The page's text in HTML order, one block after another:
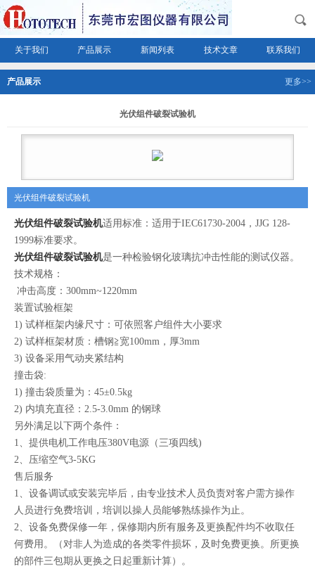
关于我们 产品展示 新闻列表 技术文章 联系我们
产品展示 更多>>
光伏组件破裂试验机
光伏组件破裂试验机
光伏组件破裂试验机适用标准：适用于IEC61730-2004，JJG 128-
1999标准要求。
光伏组件破裂试验机是一种检验钢化玻璃抗冲击性能的测试仪器。
技术规格：
冲击高度：300mm~1220mm
装置试验框架
1) 试样框架内缘尺寸：可依照客户组件大小要求
2) 试样框架材质：槽钢≧宽100mm，厚3mm
3) 设备采用气动夹紧结构
撞击袋:
1) 撞击袋质量为：45±0.5kg
2) 内填充直径：2.5-3.0mm 的钢球
另外满足以下两个条件：
1、提供电机工作电压380V电源（三项四线)
2、压缩空气3-5KG
售后服务
1、设备调试或安装完毕后，由专业技术人员负责对客户需方操作
人员进行免费培训，培训以操人员能够熟练操作为止。
2、设备免费保修一年，保修期内所有服务及更换配件均不收取任
何费用。（对非人为造成的各类零件损坏，及时免费更换。所更换
的部件三包期从更换之日起重新计算）。